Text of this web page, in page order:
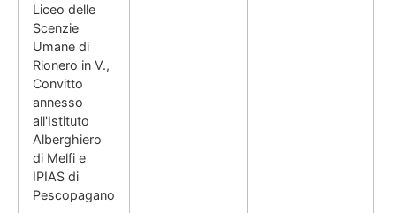
Liceo delle
Scenzie
Umane di
Rionero in V.,
Convitto
annesso
all'Istituto
Alberghiero
di Melfi e
IPIAS di
Pescopagano